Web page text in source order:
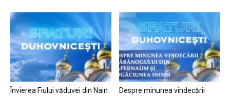
Învierea Fiului văduvei din Nain
Despre minunea vindecării